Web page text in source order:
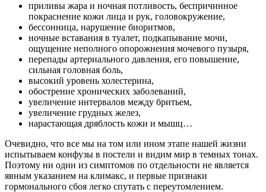
приливы жара и ночная потливость, беспричинное
покраснение кожи лица и рук, головокружение,
бессонница, нарушение биоритмов,
ночные вставания в туалет, подкапывание мочи,
ощущение неполного опорожнения мочевого пузыря,
перепады артериального давления, его повышение,
сильная головная боль,
высокий уровень холестерина,
обострение хронических заболеваний,
увеличение интервалов между бритьем,
увеличение грудных желез,
нарастающая дряблость кожи и мышц…
Очевидно, что все мы на том или ином этапе нашей жизни
испытываем конфузы в постели и видим мир в темных тонах.
Поэтому ни один из симптомов по отдельности не является
явным указанием на климакс, и первые признаки
гормонального сбоя легко спутать с переутомлением.